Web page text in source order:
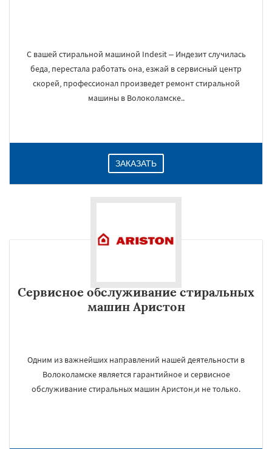
С вашей стиральной машиной Indesit – Индезит случилась
беда, перестала работать она, езжай в сервисный центр
скорей, профессионал произведет ремонт стиральной
машины в Волоколамске..
ЗАКАЗАТЬ
Сервисное обслуживание стиральных
машин Аристон
Одним из важнейших направлений нашей деятельности в
Волоколамске является гарантийное и сервисное
обслуживание стиральных машин Аристон,и не только.